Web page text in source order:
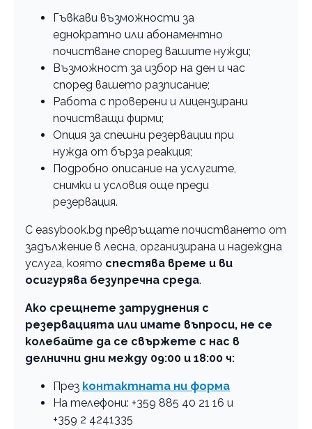
Гъвкави възможности за
еднократно или абонаментно
почистване според вашите нужди;
Възможност за избор на ден и час
според вашето разписание;
Работа с проверени и лицензирани
почистващи фирми;
Опция за спешни резервации при
нужда от бърза реакция;
Подробно описание на услугите,
снимки и условия още преди
резервация.
С easybook.bg превръщате почистването от
задължение в лесна, организирана и надеждна
услуга, която спестява време и ви
осигурява безупречна среда.
Ако срещнете затруднения с
резервацията или имате въпроси, не се
колебайте да се свържете с нас в
делнични дни между 09:00 и 18:00 ч:
През контактната ни форма
На телефони: +359 885 40 21 16 и
+359 2 4241335